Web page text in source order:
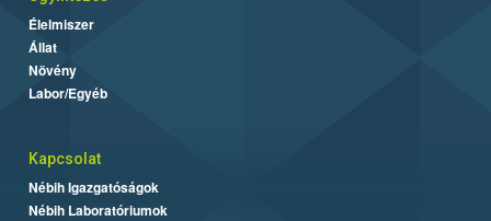
Élelmiszer
Állat
Növény
Labor/Egyéb
Kapcsolat
Nébih Igazgatóságok
Nébih Laboratóriumok